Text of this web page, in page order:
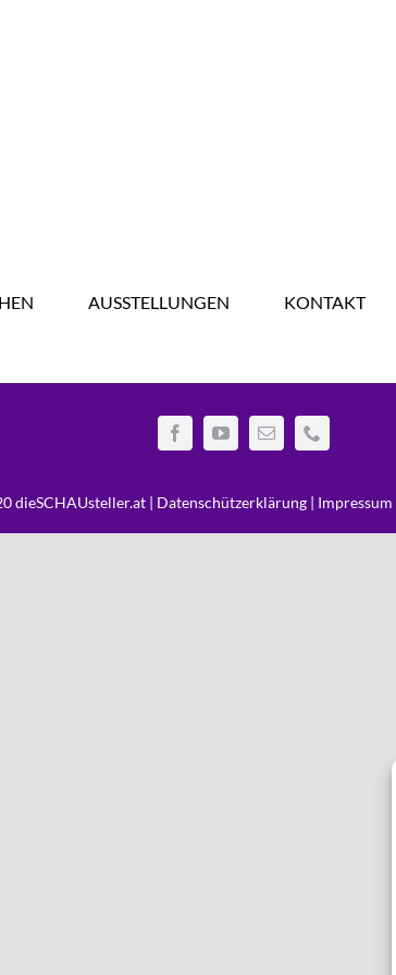
AUSSTELLUNGEN KONTAKT
dieSCHAUsteller.at | Datenschützerklärung | Impressum